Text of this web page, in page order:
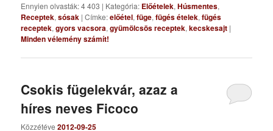
Ennyien olvasták: 4 403 | Kategória: Előételek,Húsmentes,
Receptek,sósak |Címke:előétel,füge,fügés ételek,fügés
receptek,gyors vacsora,gyümölcsös receptek,kecskesajt |
Minden vélemény számít!
Csokis fügelekvár, azaz a
híres neves Ficoco
Közzétéve2012-09-25